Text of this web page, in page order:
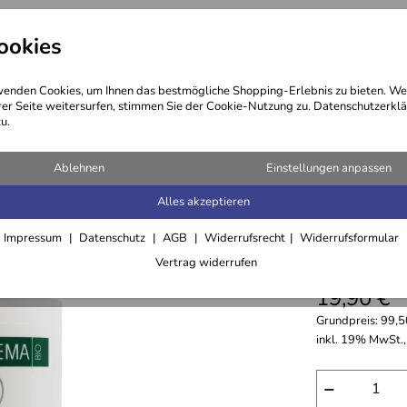
Cookies, um Ihnen das bestmögliche Shopping-Erlebnis zu bieten.
Seite weitersurfen, stimmen Sie der Cookie-Nutzung zu.
Ablehnen Einstellungen anpassen
Alles akzeptieren
Impressum Datenschutz AGB Widerrufsrecht
Widerrufsformular
Vertrag widerrufen
Kosmetik Öle Haare
19,90 €
Grundpreis:
inkl. 19%
−